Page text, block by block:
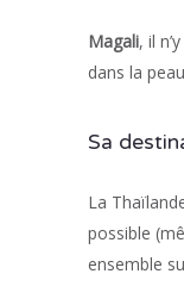
Magali, il
dans la
Sa
La
possible
ensemble